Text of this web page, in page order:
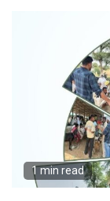
1 min read